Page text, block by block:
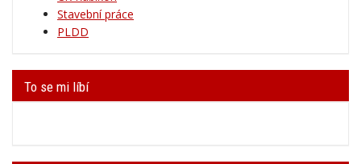
Stavební práce
PLDD
To se mi líbí